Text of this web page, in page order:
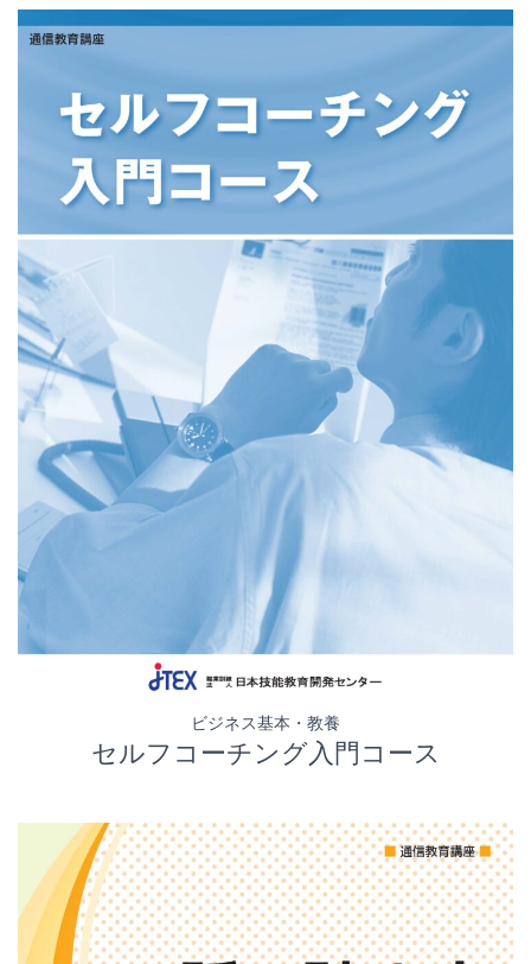
ビジネス基本・教養
セルフコーチング入門コース